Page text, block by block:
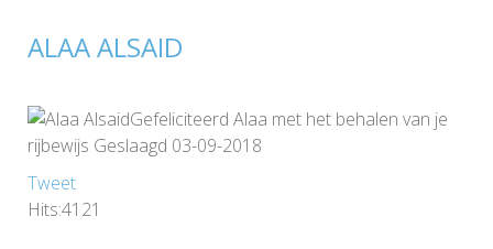
ALAA ALSAID
Gefeliciteerd Alaa met het behalen van je
rijbewijs Geslaagd 03-09-2018
Tweet
Hits:4121